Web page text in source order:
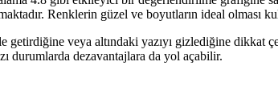
Renklerin güzel ve boyutların ideal olması
veya altındaki yazıyı gizlediğine dikkat
durumlarda dezavantajlara da yol açabilir.